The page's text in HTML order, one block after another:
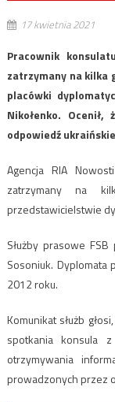
17 kwietnia 2021
Pracownik
zatrzymany na kilka
placówki
Nikołenko.
odpowiedź
Agencja RIA
zatrzymany na
przedstawicielstwie
Służby prasowe
Sosoniuk.
2012 roku.
Komunikat służb
spotkania konsula
otrzymywania
prowadzonych przez